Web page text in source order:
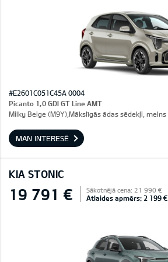
#E2601C051C45A 0004
Picanto 1,0 GDI GT Line AMT
Milky Beige (M9Y),Mākslīgās ādas sēdekļi, melns
MAN INTERESĒ
KIA STONIC
19 791 € Sākotnējā cena: 21 990 €
Atlaides apmērs: 2 199 €